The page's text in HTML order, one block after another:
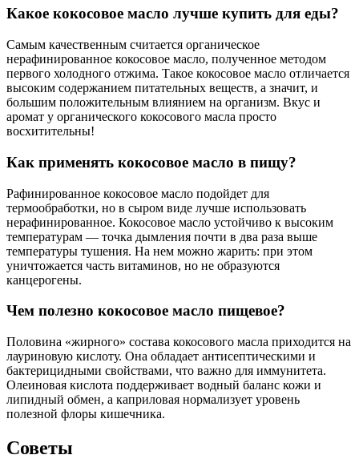
Какое кокосовое масло лучше купить для еды?
Самым качественным считается органическое
нерафинированное кокосовое масло, полученное методом
первого холодного отжима. Такое кокосовое масло отличается
высоким содержанием питательных веществ, а значит, и
большим положительным влиянием на организм. Вкус и
аромат у органического кокосового масла просто
восхитительны!
Как применять кокосовое масло в пищу?
Рафинированное кокосовое масло подойдет для
термообработки, но в сыром виде лучше использовать
нерафинированное. Кокосовое масло устойчиво к высоким
температурам — точка дымления почти в два раза выше
температуры тушения. На нем можно жарить: при этом
уничтожается часть витаминов, но не образуются
канцерогены.
Чем полезно кокосовое масло пищевое?
Половина «жирного» состава кокосового масла приходится на
лауриновую кислоту. Она обладает антисептическими и
бактерицидными свойствами, что важно для иммунитета.
Олеиновая кислота поддерживает водный баланс кожи и
липидный обмен, а каприловая нормализует уровень
полезной флоры кишечника.
Советы